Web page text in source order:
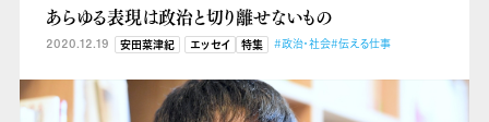
あらゆる表現は政治と切り離せないもの
2020.12.19 安田菜津紀 エッセイ 特集 #政治・社会#伝える仕事